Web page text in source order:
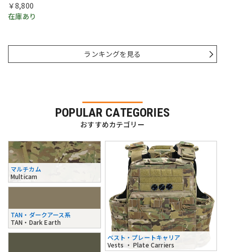
￥8,800
在庫あり
ランキングを見る
POPULAR CATEGORIES
おすすめカテゴリー
マルチカム
Multicam
TAN・ダークアース系
TAN・Dark Earth
ベスト・プレートキャリア
Vests ・ Plate Carriers